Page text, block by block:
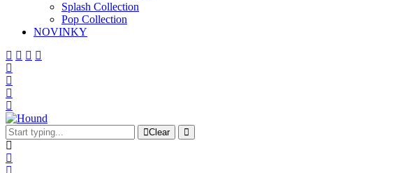
Splash Collection
Pop Collection
NOVINKY
Clear